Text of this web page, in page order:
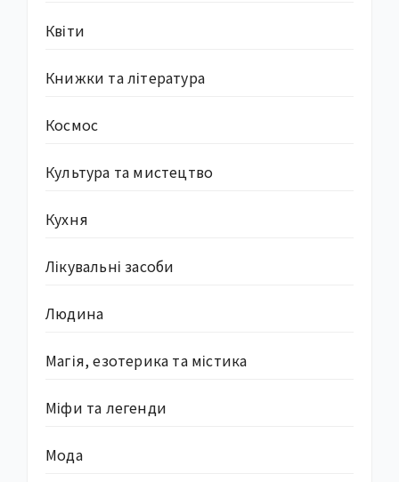
Квіти
Книжки та література
Космос
Культура та мистецтво
Кухня
Лікувальні засоби
Людина
Магія, езотерика та містика
Міфи та легенди
Мода